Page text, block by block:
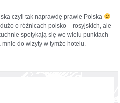
czyli tak naprawdę prawie Polska
o różnicach polsko – rosyjskich, ale
spotykają się we wielu punktach
mnie do wizyty w tymże hotelu.